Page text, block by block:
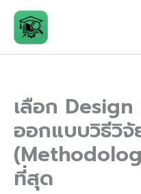
content
เลือก Design
ออกแบบวิธีวิจั
ที่สุด